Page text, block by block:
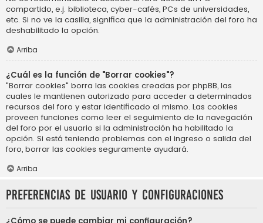
compartido, e.j. biblioteca, cyber-cafés, PCs de universidades,
etc. Si no ve la casilla, significa que la administración del foro ha
deshabilitado la opción.
Arriba
¿Cuál es la función de "Borrar cookies"?
"Borrar cookies" borra las cookies creadas por phpBB, las
cuales le mantienen autorizado para acceder a determinados
recursos del foro y estar identificado al mismo. Las cookies
proveen funciones como leer el seguimiento de la navegación
del foro por el usuario si la administración ha habilitado la
opción. Si está teniendo problemas con el ingreso o salida del
foro, borrar las cookies seguramente ayudará.
Arriba
Preferencias de usuario y configuraciones